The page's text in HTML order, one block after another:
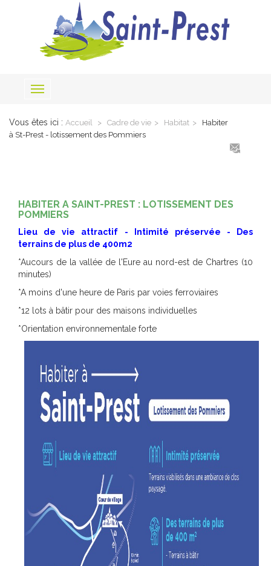
Toggle
Vous êtes ici : Accueil Cadre de vie Habitat
Habiter
à St-Prest - lotissement des Pommiers
HABITER A SAINT-PREST : LOTISSEMENT DES
POMMIERS
Lieu de vie attractif - Intimité préservée - Des
terrains de plus de 400m2
*Aucours de la vallée de l'Eure au nord-est de Chartres (10
minutes)
*A moins d'une heure de Paris par voies ferroviaires
*12 lots à bâtir pour des maisons individuelles
*Orientation environnementale forte